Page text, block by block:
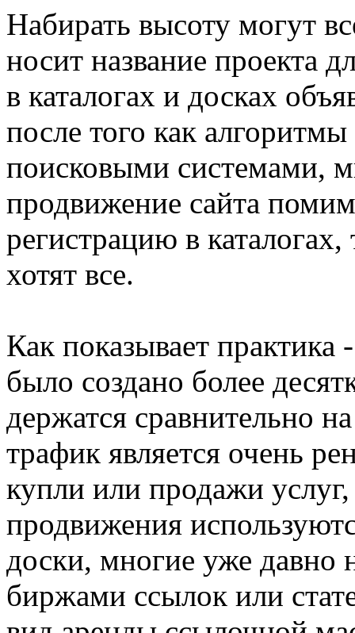
Набирать высоту могут
носит название проекта
в каталогах и досках
после того как
поисковыми системами,
продвижение сайта
регистрацию в
хотят все.
Как показывает практика
было создано более
держатся сравнительно
трафик является очень
купли или продажи
продвижения
доски, многие уже давно
биржами ссылок или